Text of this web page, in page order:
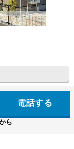
電話する
ら